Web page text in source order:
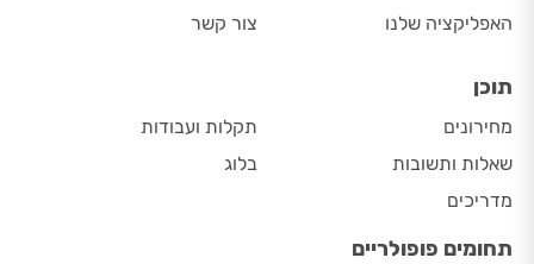
האפליקציה שלנו
צור קשר
תוכן
מחירונים
שאלות ותשובות
מדריכים
תקלות ועבודות
בלוג
תחומים פופולריים